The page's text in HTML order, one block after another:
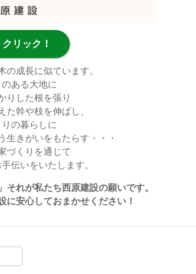
リック！
の成長に似ています。
ある大地に
りした根を張り
た幹や枝を伸ばし、
の暮らしに
生きがいをもたらす・・・
づくりを通じて
伝いをいたします。
それが私たち西原建設の願いです。
に安心しておまかせください！